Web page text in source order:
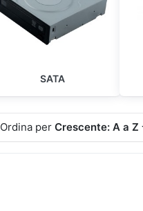
SATA
Ordina per Crescente: A a Z